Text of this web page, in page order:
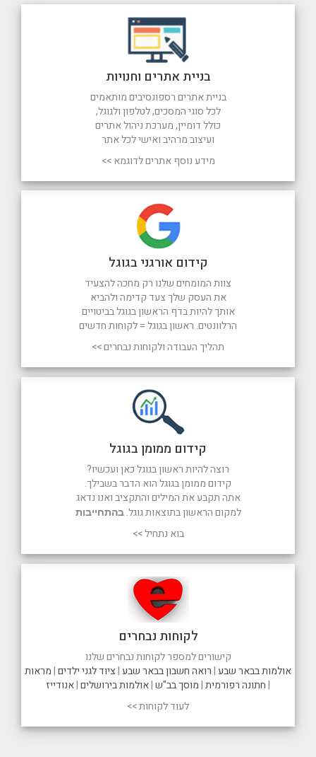
לקוחות נבחרים
קישורים למספר לקוחות נבחרים שלנו
אולמות בבאר שבע|רואה חשבון בבאר שבע|ציוד לגני ילדים|מראות
|חתונה רפורמית|מוסך בב"ש|אולמות בירושלים|אנודייז
לעוד לקוחות >>
קידום ממומן בגוגל
רוצה להיות ראשון בגוגל כאן ועכשיו?
קידום ממומן בגוגל הוא הדבר בשבילך.
אתה תקבע את המילים והתקציב ואנו נדאג
למקום הראשון בתוצאות גוגל.בהתחייבות
בוא נתחיל >>
קידום אורגני בגוגל
צוות המומחים שלנו רק מחכה להצעיד
את העסק שלך צעד קדימה ולהביא
אותך להיות בדף הראשון בגוגל בביטויים
הרלוונטים. ראשון בגוגל = לקוחות חדשים
תהליך העבודה ולקוחות נבחרים >>
בניית אתרים וחנויות
בניית אתרים רספונסיבים מותאמים
לכל סוגי המסכים, לטלפון ולגוגל,
כולל דומיין, מערכת ניהול אתרים
ועיצוב מרהיב ואישי לכל אתר
מידע נוסף אתרים לדוגמא >>